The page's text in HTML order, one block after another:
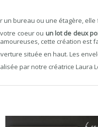
bureau ou une étagère,
coeur ou un lot de deux
cette création est
située en haut. Les
par notre créatrice Laura